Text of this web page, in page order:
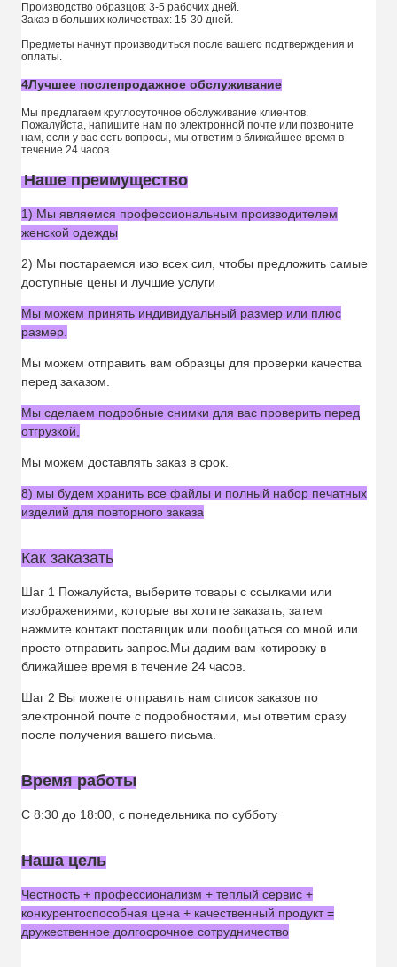
Производство образцов: 3-5 рабочих дней.
Заказ в больших количествах: 15-30 дней.
Предметы начнут производиться после вашего подтверждения и
оплаты.
4Лучшее послепродажное обслуживание
Мы предлагаем круглосуточное обслуживание клиентов.
Пожалуйста, напишите нам по электронной почте или позвоните
нам, если у вас есть вопросы, мы ответим в ближайшее время в
течение 24 часов.
Наше преимущество
1) Мы являемся профессиональным производителем
женской одежды
2) Мы постараемся изо всех сил, чтобы предложить самые
доступные цены и лучшие услуги
Мы можем принять индивидуальный размер или плюс
размер.
Мы можем отправить вам образцы для проверки качества
перед заказом.
Мы сделаем подробные снимки для вас проверить перед
отгрузкой,
Мы можем доставлять заказ в срок.
8) мы будем хранить все файлы и полный набор печатных
изделий для повторного заказа
Как заказать
Шаг 1 Пожалуйста, выберите товары с ссылками или
изображениями, которые вы хотите заказать, затем
нажмите контакт поставщик или пообщаться со мной или
просто отправить запрос.Мы дадим вам котировку в
ближайшее время в течение 24 часов.
Шаг 2 Вы можете отправить нам список заказов по
электронной почте с подробностями, мы ответим сразу
после получения вашего письма.
Время работы
С 8:30 до 18:00, с понедельника по субботу
Наша цель
Честность + профессионализм + теплый сервис +
конкурентоспособная цена + качественный продукт =
дружественное долгосрочное сотрудничество